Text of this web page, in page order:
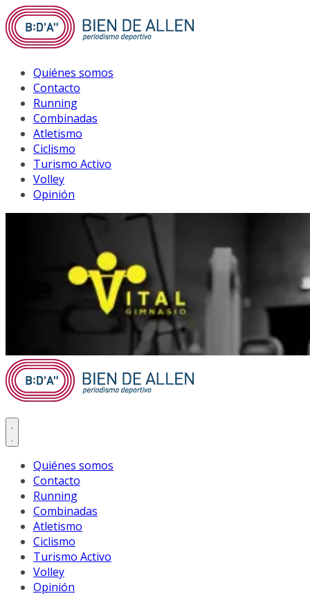
Saltar
al
contenido
Quiénes somos
Contacto
Running
Combinadas
Atletismo
Ciclismo
Turismo Activo
Volley
Opinión
Quiénes somos
Contacto
Running
Combinadas
Atletismo
Ciclismo
Turismo Activo
Volley
Opinión